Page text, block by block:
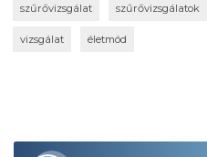
szűrővizsgálat szűrővizsgálatok
vizsgálat életmód